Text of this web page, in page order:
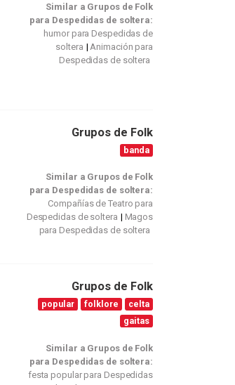
Similar a Grupos de Folk
para Despedidas de soltera:
humor para Despedidas de
soltera
Animación para
Despedidas de soltera
Grupos de Folk
banda
Similar a Grupos de Folk
para Despedidas de soltera:
Compañías de Teatro para
Despedidas de soltera
Magos
para Despedidas de soltera
Grupos de Folk
popular folklore
celta
gaitas
Similar a Grupos de Folk
para Despedidas de soltera:
festa popular para Despedidas